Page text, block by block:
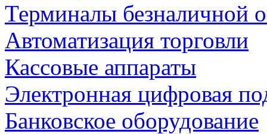
Терминалы безналичной
Автоматизация торговли
Кассовые аппараты
Электронная цифровая
Банковское оборудование